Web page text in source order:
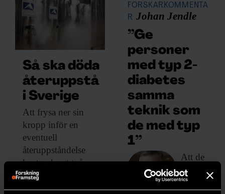
Så ska döda
återuppstå
i Sverige
Att frysa ner sin
kropp inför en
eventuell
återuppståndelse
kostar drygt två
miljoner kronor. Nu
planeras ett lager för
FORSKARKOMMENTA
R Johan Jendle
”Ge
personer
med typ 2-
diabetes
samma
teknik som
de med typ
1”
Att de
inte
erbjuds